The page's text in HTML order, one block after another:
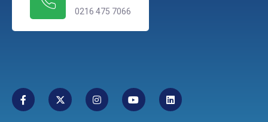
0216 475 7066